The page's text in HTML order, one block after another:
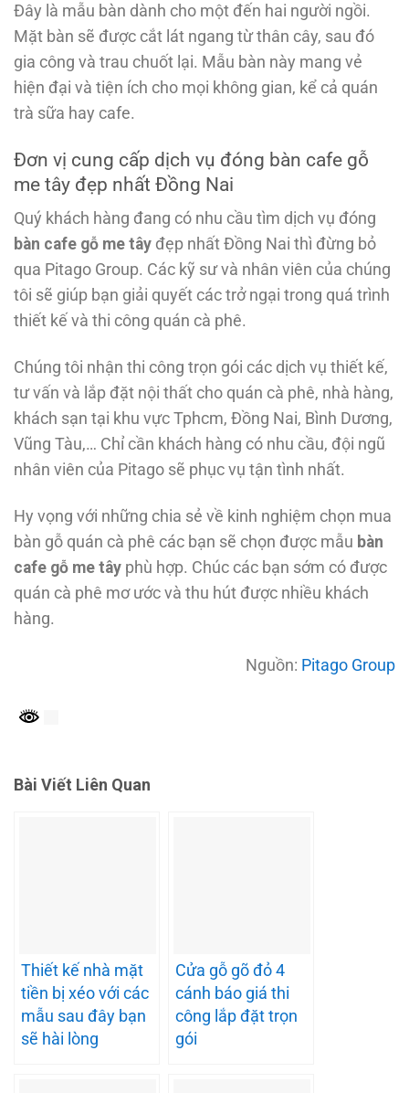
Đây là mẫu bàn dành cho một đến hai người ngồi.
Mặt bàn sẽ được cắt lát ngang từ thân cây, sau đó
gia công và trau chuốt lại. Mẫu bàn này mang vẻ
hiện đại và tiện ích cho mọi không gian, kể cả quán
trà sữa hay cafe.
Đơn vị cung cấp dịch vụ đóng bàn cafe gỗ
me tây đẹp nhất Đồng Nai
Quý khách hàng đang có nhu cầu tìm dịch vụ đóng
bàn cafe gỗ me tây đẹp nhất Đồng Nai thì đừng bỏ
qua Pitago Group. Các kỹ sư và nhân viên của chúng
tôi sẽ giúp bạn giải quyết các trở ngại trong quá trình
thiết kế và thi công quán cà phê.
Chúng tôi nhận thi công trọn gói các dịch vụ thiết kế,
tư vấn và lắp đặt nội thất cho quán cà phê, nhà hàng,
khách sạn tại khu vực Tphcm, Đồng Nai, Bình Dương,
Vũng Tàu,… Chỉ cần khách hàng có nhu cầu, đội ngũ
nhân viên của Pitago sẽ phục vụ tận tình nhất.
Hy vọng với những chia sẻ về kinh nghiệm chọn mua
bàn gỗ quán cà phê các bạn sẽ chọn được mẫu bàn
cafe gỗ me tây phù hợp. Chúc các bạn sớm có được
quán cà phê mơ ước và thu hút được nhiều khách
hàng.
Nguồn: Pitago Group
Bài Viết Liên Quan
Thiết kế nhà mặt
tiền bị xéo với các
mẫu sau đây bạn
sẽ hài lòng
Cửa gỗ gõ đỏ 4
cánh báo giá thi
công lắp đặt trọn
gói